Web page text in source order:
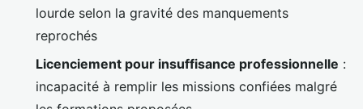
lourde selon la gravité des manquements
reprochés
Licenciement pour insuffisance professionnelle :
incapacité à remplir les missions confiées malgré